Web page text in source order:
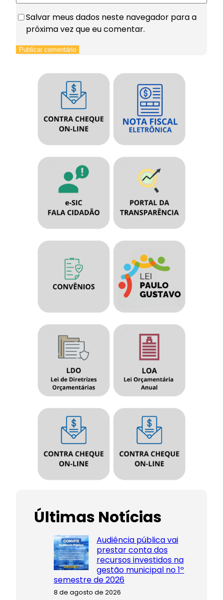
Salvar meus dados neste navegador para a
próxima vez que eu comentar.
Últimas Notícias
Audiência pública vai
prestar conta dos
recursos investidos na
gestão municipal no 1º
semestre de 2026
8 de agosto de 2026